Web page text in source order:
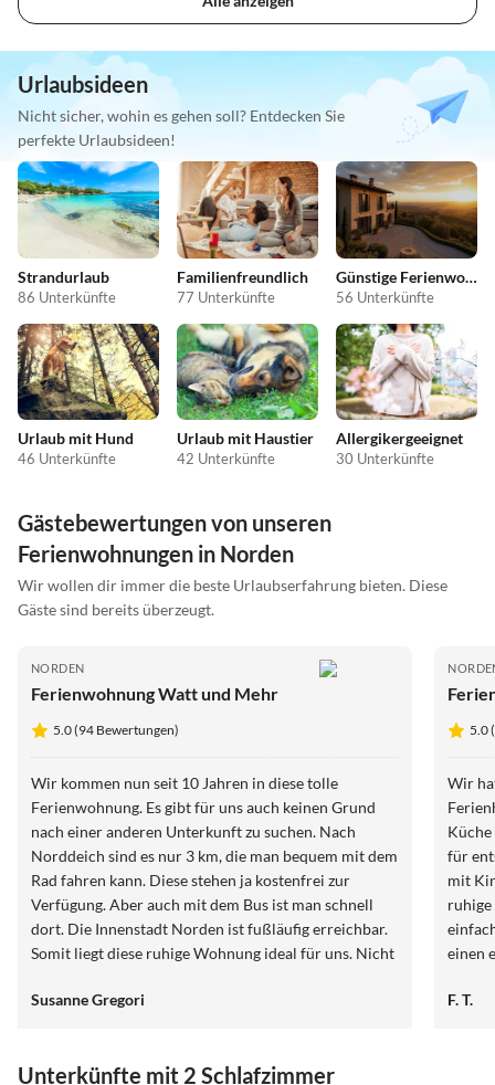
Urlaubsideen
Nicht sicher, wohin es gehen soll? Entdecken Sie
perfekte Urlaubsideen!
Strandurlaub
86 Unterkünfte
Familienfreundlich
77 Unterkünfte
Günstige Ferienwohnungen
56 Unterkünfte
Urlaub mit Hund
46 Unterkünfte
Urlaub mit Haustier
42 Unterkünfte
Allergikergeeignet
30 Unterkünfte
Gästebewertungen von unseren
Ferienwohnungen in Norden
Wir wollen dir immer die beste Urlaubserfahrung bieten. Diese
Gäste sind bereits überzeugt.
NORDEN
Ferienwohnung Watt und Mehr
5.0 (94 Bewertungen)
Wir kommen nun seit 10 Jahren in diese tolle
Ferienwohnung. Es gibt für uns auch keinen Grund
nach einer anderen Unterkunft zu suchen. Nach
Norddeich sind es nur 3 km, die man bequem mit dem
Rad fahren kann. Diese stehen ja kostenfrei zur
Verfügung. Aber auch mit dem Bus ist man schnell
dort. Die Innenstadt Norden ist fußläufig erreichbar.
Somit liegt diese ruhige Wohnung ideal für uns. Nicht
Gast, auch die Eigentümer schauen mehrfach im Jahr,
Susanne Gregori
5.0
Wir
für
mit
einen
F. T.
Unterkünfte mit 2 Schlafzimmer